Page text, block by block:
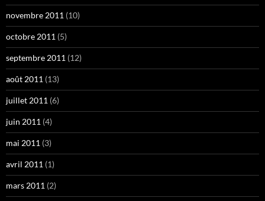
novembre 2011 (10)
octobre 2011 (5)
septembre 2011 (12)
août 2011 (13)
juillet 2011 (6)
juin 2011 (4)
mai 2011 (3)
avril 2011 (1)
mars 2011 (2)